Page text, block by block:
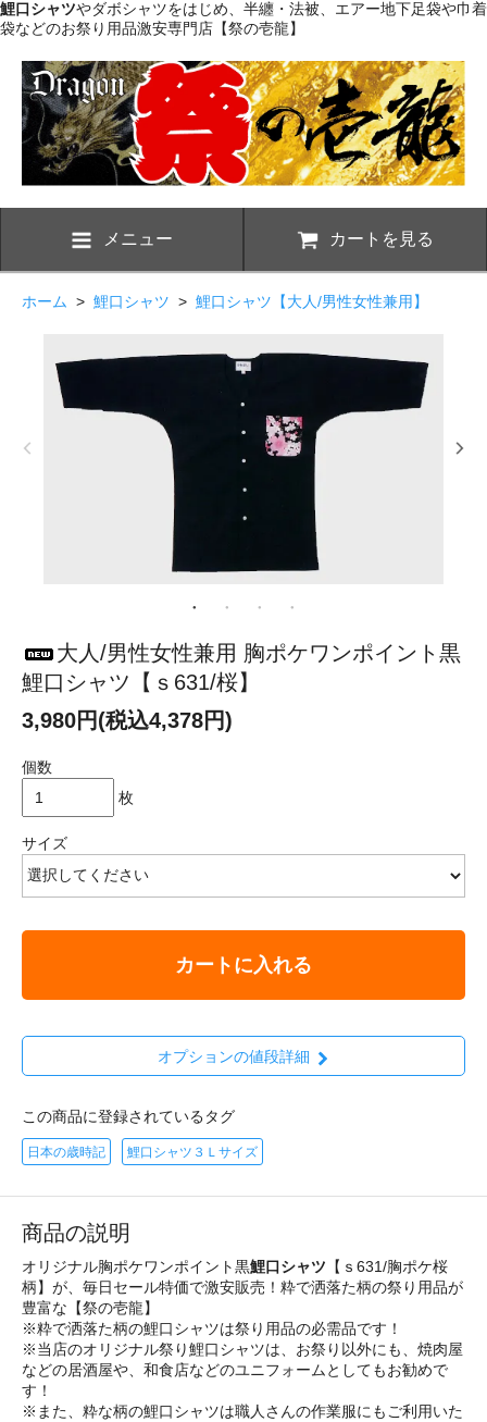
鯉口シャツやダボシャツをはじめ、半纏・法被、エアー地下足袋や巾着
袋などのお祭り用品激安専門店【祭の壱龍】
メニュー カートを見る
ホーム > 鯉口シャツ > 鯉口シャツ【大人/男性女性兼用】
大人/男性女性兼用 胸ポケワンポイント黒
鯉口シャツ【ｓ631/桜】
3,980円(税込4,378円)
個数
枚
サイズ
カートに入れる
オプションの値段詳細
この商品に登録されているタグ
日本の歳時記 鯉口シャツ３Ｌサイズ
商品の説明
オリジナル胸ポケワンポイント黒鯉口シャツ 【ｓ631/胸ポケ桜
柄】が、毎日セール特価で激安販売！粋で洒落た柄の祭り用品が
豊富な【祭の壱龍】
※粋で洒落た柄の鯉口シャツは祭り用品の必需品です！
※当店のオリジナル祭り鯉口シャツは、お祭り以外にも、焼肉屋
などの居酒屋や、和食店などのユニフォームとしてもお勧めで
す！
※また、粋な柄の鯉口シャツは職人さんの作業服にもご利用いた